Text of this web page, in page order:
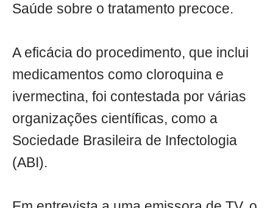
Saúde sobre o tratamento precoce.
A eficácia do procedimento, que inclui
medicamentos como cloroquina e
ivermectina, foi contestada por várias
organizações científicas, como a
Sociedade Brasileira de Infectologia
(ABI).